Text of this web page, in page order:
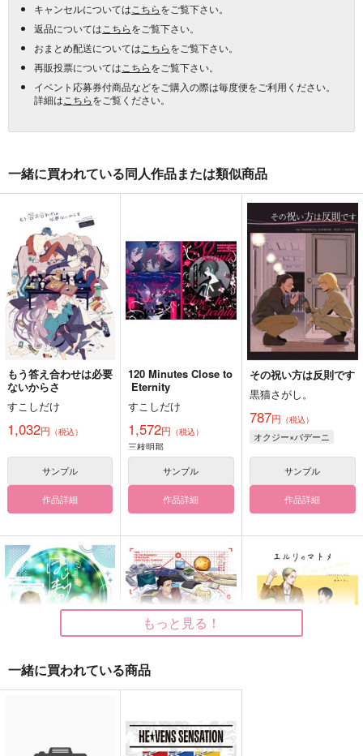
キャンセルについては こちらをご覧下さい。
返品については こちらをご覧下さい。
おまとめ配送については こちらをご覧下さい。
再販投票については こちらをご覧下さい。
イベント応募券付商品などをご購入の際は毎度便をご利用ください。
詳細は こちらをご覧ください。
一緒に買われている同人作品または類似商品
もう答え合わせは必要
ないからさ
すこしだけ
1,032円 （税込）
サンプル
作品詳細
120 Minutes Close to
Eternity
すこしだけ
1,572円 （税込）
三枝明那
サンプル
作品詳細
その祝い方は反則です
黒猫さがし。
787円 （税込）
オクジー×バデーニ
サンプル
作品詳細
黒猫さがし。
もっと見る！
一緒に買われている商品